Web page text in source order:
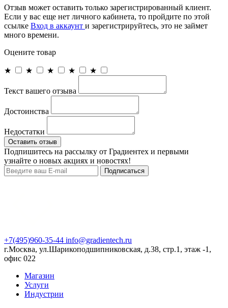
Отзыв может оставить только зарегистрированный клиент.
Если у вас еще нет личного кабинета, то пройдите по этой
ссылке Вход в аккаунт и зарегистрируйтесь, это не займет
много времени.
Оцените товар
★ ★ ★ ★ ★
Текст вашего отзыва
Достоинства
Недостатки
Оставить отзыв
Подпишитесь на рассылку от Градиентех и первыми
узнайте о новых акциях и новостях!
Подписаться
+7(495)960-35-44 info@gradientech.ru
г.Москва, ул.Шарикоподшипниковская, д.38, стр.1, этаж -1,
офис 022
Магазин
Услуги
Индустрии